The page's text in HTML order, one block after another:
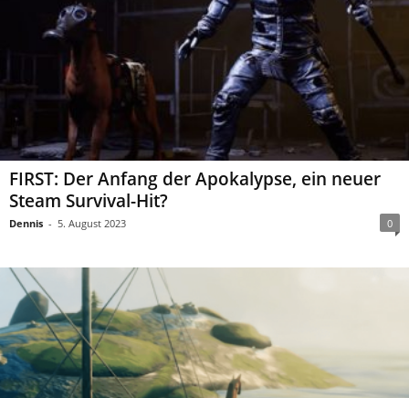
FIRST: Der Anfang der Apokalypse, ein neuer
Steam Survival-Hit?
Dennis - 5. August 2023 0